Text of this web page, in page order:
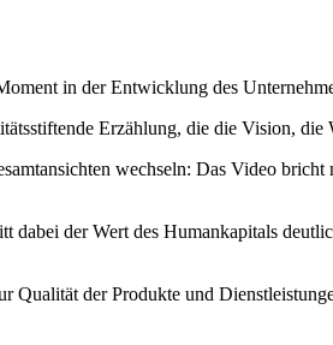
in der Entwicklung des
Erzählung, die die Vision,
wechseln: Das Video
der Wert des Humankapitals
der Produkte und